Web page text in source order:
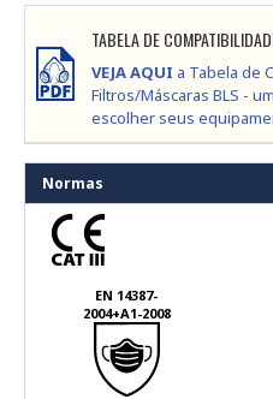
TABELA DE
VEJA AQUI a Tabela de
Filtros/Máscaras BLS -
escolher seus
Normas
EN 14387-
2004+A1-2008